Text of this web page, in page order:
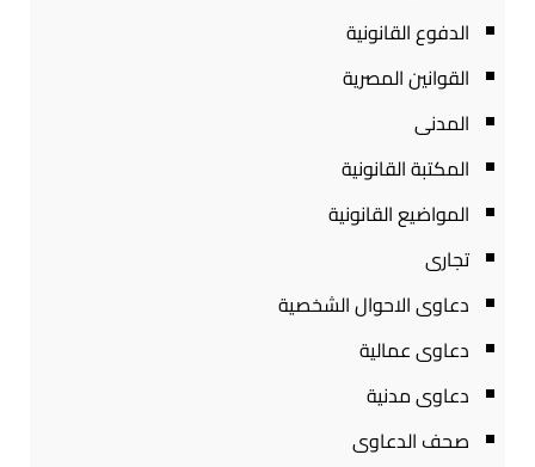
الدفوع القانونية
القوانين المصرية
المدنى
المكتبة القانونية
المواضيع القانونية
تجارى
دعاوى الاحوال الشخصية
دعاوى عمالية
دعاوى مدنية
صحف الدعاوى